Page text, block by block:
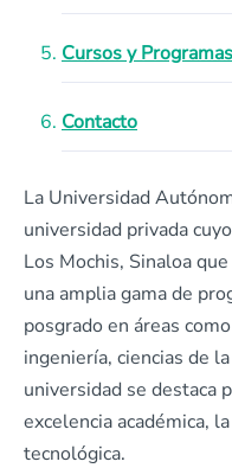
Cursos y
Contacto
La Universidad
universidad privada
Los Mochis, Sinaloa
una amplia gama de
posgrado en áreas
ingeniería, ciencias de
universidad se destaca
excelencia académica,
tecnológica.